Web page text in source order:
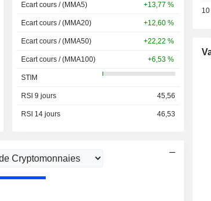
Ecart cours / (MMA5) +13,77 %
Ecart cours / (MMA20) +12,60 %
Ecart cours / (MMA50) +22,22 %
Ecart cours / (MMA100) +6,53 %
STIM
RSI 9 jours 45,56
RSI 14 jours 46,53